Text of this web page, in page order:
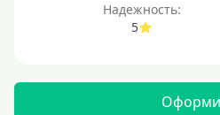
Надежность:
5